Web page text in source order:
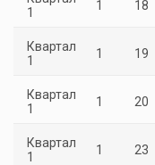
1
1 18
Квартал
1
1 19
Квартал
1
1 20
Квартал
1
1 23